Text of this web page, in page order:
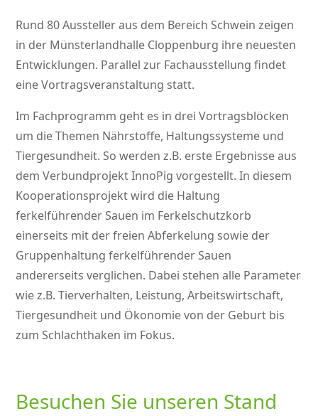
Rund 80 Aussteller aus dem Bereich Schwein zeigen
in der Münsterlandhalle Cloppenburg ihre neuesten
Entwicklungen. Parallel zur Fachausstellung findet
eine Vortragsveranstaltung statt.
Im Fachprogramm geht es in drei Vortragsblöcken
um die Themen Nährstoffe, Haltungssysteme und
Tiergesundheit. So werden z.B. erste Ergebnisse aus
dem Verbundprojekt InnoPig vorgestellt. In diesem
Kooperationsprojekt wird die Haltung
ferkelführender Sauen im Ferkelschutzkorb
einerseits mit der freien Abferkelung sowie der
Gruppenhaltung ferkelführender Sauen
andererseits verglichen. Dabei stehen alle Parameter
wie z.B. Tierverhalten, Leistung, Arbeitswirtschaft,
Tiergesundheit und Ökonomie von der Geburt bis
zum Schlachthaken im Fokus.
Besuchen Sie unseren Stand